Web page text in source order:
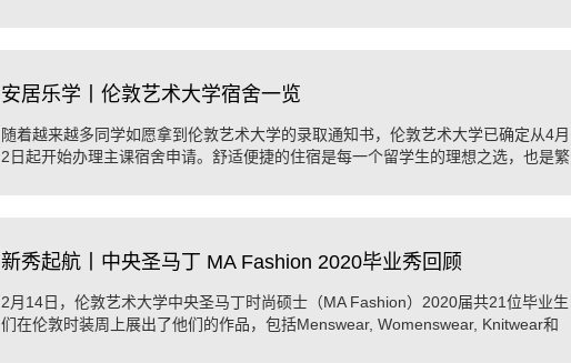
安居乐学丨伦敦艺术大学宿舍一览
随着越来越多同学如愿拿到伦敦艺术大学的录取通知书，伦敦艺术大学已确定从4月
2日起开始办理主课宿舍申请。舒适便捷的住宿是每一个留学生的理想之选，也是繁
新秀起航丨中央圣马丁 MA Fashion 2020毕业秀回顾
2月14日，伦敦艺术大学中央圣马丁时尚硕士（MA Fashion）2020届共21位毕业生
们在伦敦时装周上展出了他们的作品，包括Menswear, Womenswear, Knitwear和